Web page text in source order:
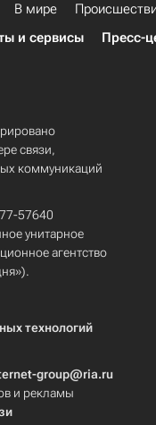
В мире
и сервисы Пресс-
связи,
коммуникаций
57640
унитарное
агентство
технологий
group@ria.ru
и рекламы